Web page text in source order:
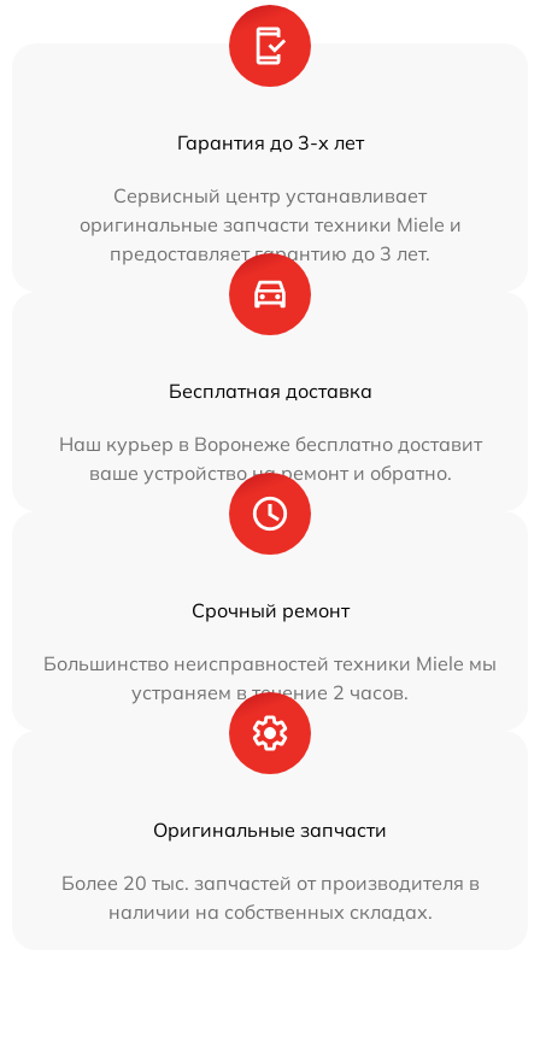
Гарантия до 3-х лет
Сервисный центр устанавливает
оригинальные запчасти техники Miele и
предоставляет гарантию до 3 лет.
Бесплатная доставка
Наш курьер в Воронеже бесплатно доставит
ваше устройство на ремонт и обратно.
Срочный ремонт
Большинство неисправностей техники Miele мы
устраняем в течение 2 часов.
Оригинальные запчасти
Более 20 тыс. запчастей от производителя в
наличии на собственных складах.